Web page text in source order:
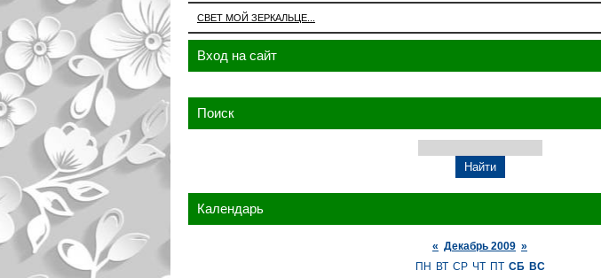
СВЕТ МОЙ ЗЕРКАЛЬЦЕ...
Вход на сайт
Поиск
Календарь
« Декабрь 2009 »
ПН ВТ СР ЧТ ПТ СБ ВС